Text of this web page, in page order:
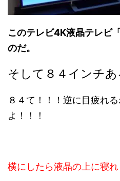
このテレビ4K液晶テレビ
のだ。
そして８４インチあ
８４て！！！逆に目疲れ
よ！！！
横にしたら液晶の上に寝れ